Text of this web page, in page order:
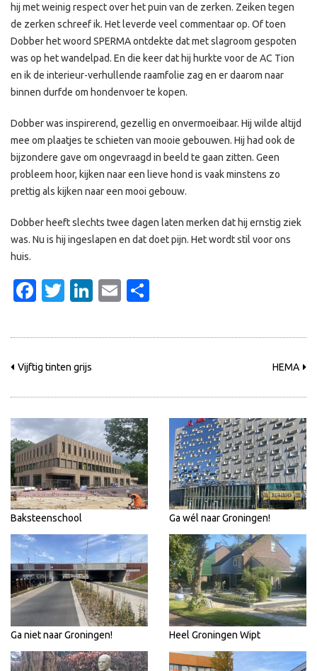
hij met weinig respect over het puin van de zerken. Zeiken tegen
de zerken schreef ik. Het leverde veel commentaar op. Of toen
Dobber het woord SPERMA ontdekte dat met slagroom gespoten
was op het wandelpad. En die keer dat hij hurkte voor de AC Tion
en ik de interieur-verhullende raamfolie zag en er daarom naar
binnen durfde om hondenvoer te kopen.
Dobber was inspirerend, gezellig en onvermoeibaar. Hij wilde altijd
mee om plaatjes te schieten van mooie gebouwen. Hij had ook de
bijzondere gave om ongevraagd in beeld te gaan zitten. Geen
probleem hoor, kijken naar een lieve hond is vaak minstens zo
prettig als kijken naar een mooi gebouw.
Dobber heeft slechts twee dagen laten merken dat hij ernstig ziek
was. Nu is hij ingeslapen en dat doet pijn. Het wordt stil voor ons
huis.
Facebook
Twitter
LinkedIn
Email
Vijftig tinten grijs HEMA
Baksteenschool Ga wél naar Groningen!
Ga niet naar Groningen! Heel Groningen Wipt